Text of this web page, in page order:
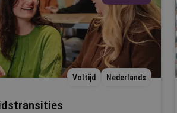
Voltijd Nederlands